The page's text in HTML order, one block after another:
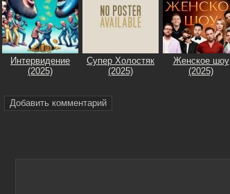
Интервидение
(2025)
Супер Холостяк
(2025)
Женское шоу
(2025)
Добавить комментарий